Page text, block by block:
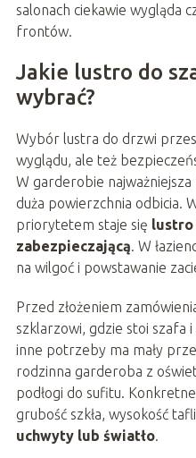
salonach ciekawie wygląda
frontów.
Jakie lustro do
wybrać?
Wybór lustra do drzwi
wyglądu, ale też
W garderobie
duża powierzchnia odbicia.
priorytetem staje się lustro
zabezpieczającą. W
na wilgoć i powstawanie
Przed złożeniem
szklarzowi, gdzie stoi szafa
inne potrzeby ma mały
rodzinna garderoba z
podłogi do sufitu.
grubość szkła, wysokość
uchwyty lub światło.